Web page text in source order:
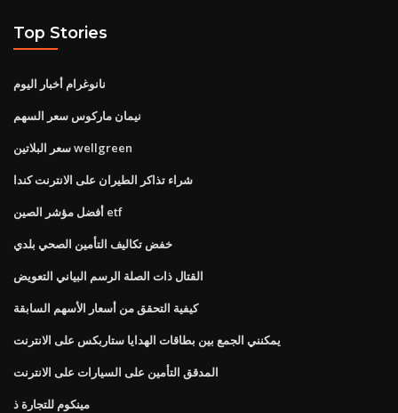
Top Stories
نانوغرام أخبار اليوم
نيمان ماركوس سعر السهم
سعر البلاتين wellgreen
شراء تذاكر الطيران على الانترنت كندا
أفضل مؤشر الصين etf
خفض تكاليف التأمين الصحي بلدي
القتال ذات الصلة الرسم البياني التعويض
كيفية التحقق من أسعار الأسهم السابقة
يمكنني الجمع بين بطاقات الهدايا ستاربكس على الانترنت
المدقق التأمين على السيارات على الانترنت
مينكوم للتجارة ذ